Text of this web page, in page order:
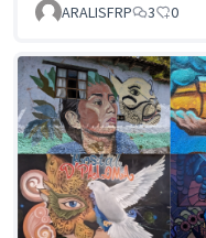
ARALISFRP
3 0